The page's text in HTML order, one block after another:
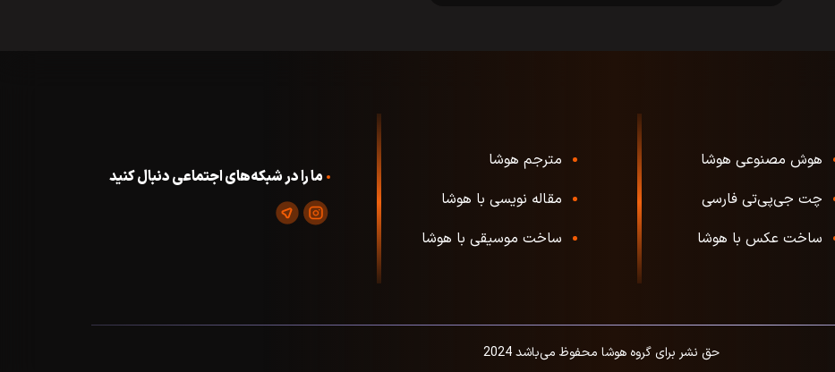
هوش مصنوعی هوشا
چت جی‌پی‌تی فارسی
ساخت عکس با هوشا
مترجم هوشا
مقاله نویسی با هوشا
ساخت موسیقی با هوشا
ما را در شبکه‌های اجتماعی دنبال کنید
حق نشر برای گروه هوشا محفوظ می‌باشد 2024